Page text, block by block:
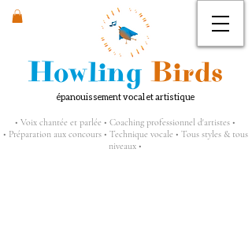
Howling Birds
épanouissement vocal et artistique
• Voix chantée et parlée • Coaching professionnel d'artistes •
• Préparation aux concours • Technique vocale • Tous styles & tous
niveaux •